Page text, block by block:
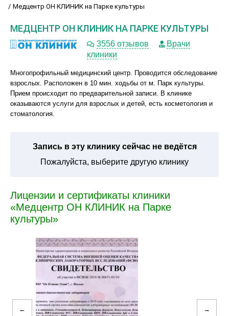
Медцентр ОН КЛИНИК на Парке культуры
МЕДЦЕНТР ОН КЛИНИК НА ПАРКЕ КУЛЬТУРЫ
3556 отзывов
Врачи
клиники
Многопрофильный медицинский центр. Проводится обследование
взрослых. Расположен в 10 мин. ходьбы от м. Парк культуры.
Прием происходит по предварительной записи. В клинике
оказываются услуги для взрослых и детей, есть косметология и
стоматология.
Запись в эту клинику сейчас не ведётся
Пожалуйста, выберите другую клинику
Лицензии и сертификаты клиники
«Медцентр ОН КЛИНИК на Парке
культуры»
← →